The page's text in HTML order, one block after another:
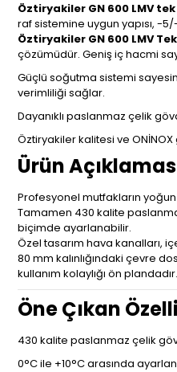
Öztiryakiler GN 600 LMV
raf sistemine uygun yapısı, -
Öztiryakiler GN 600 LMV
çözümüdür. Geniş iç hacmi
Güçlü soğutma sistemi
verimliliği sağlar.
Dayanıklı paslanmaz çelik
Öztiryakiler kalitesi ve
Ürün
Profesyonel mutfakların
Tamamen 430 kalite
biçimde ayarlanabilir.
Özel tasarım hava kanalları,
80 mm kalınlığındaki çevre
kullanım kolaylığı ön plandadır.
Öne Çıkan
430 kalite paslanmaz çelik
0°C ile +10°C arasında